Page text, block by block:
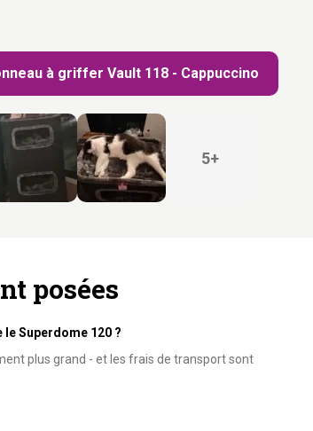
à griffer Vault 118 - Cappuccino
5+
posées
Superdome 120 ?
plus grand - et les frais de transport sont